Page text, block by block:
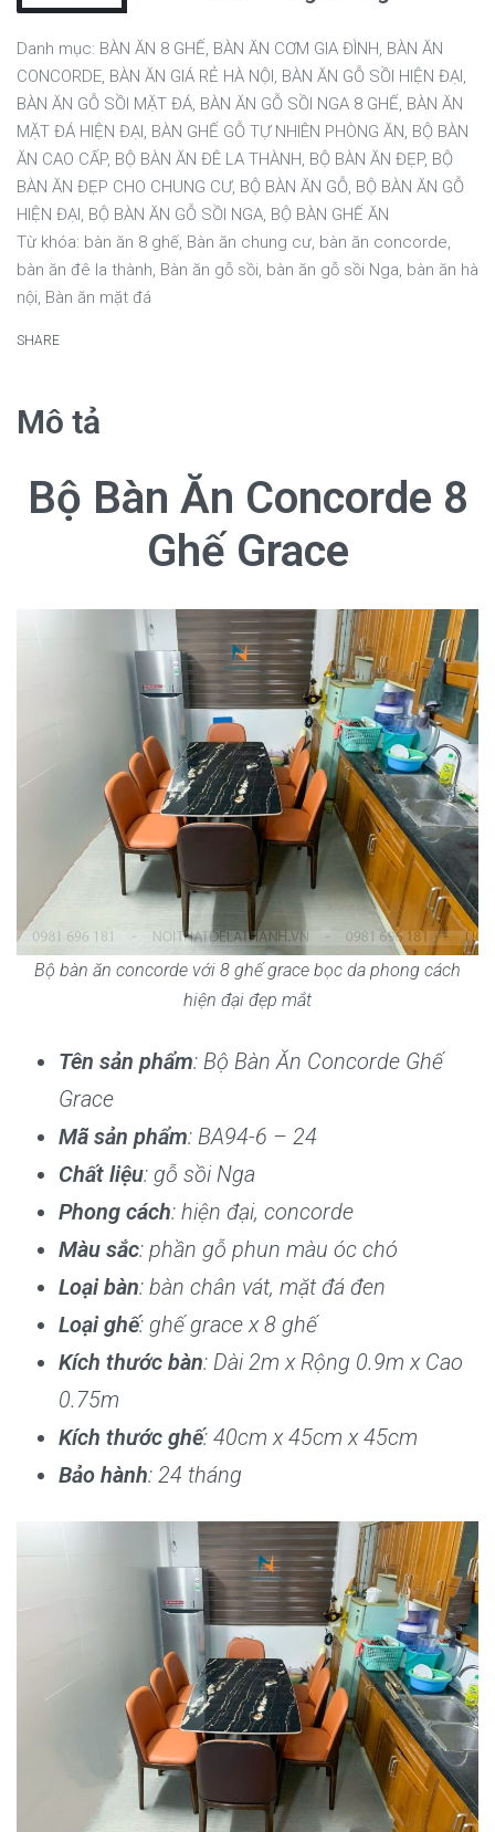
Danh mục: BÀN ĂN 8 GHẾ, BÀN ĂN CƠM GIA ĐÌNH, BÀN ĂN
CONCORDE, BÀN ĂN GIÁ RẺ HÀ NỘI, BÀN ĂN GỖ SỒI HIỆN ĐẠI,
BÀN ĂN GỖ SỒI MẶT ĐÁ, BÀN ĂN GỖ SỒI NGA 8 GHẾ, BÀN ĂN
MẶT ĐÁ HIỆN ĐẠI, BÀN GHẾ GỖ TỰ NHIÊN PHÒNG ĂN, BỘ BÀN
ĂN CAO CẤP, BỘ BÀN ĂN ĐÊ LA THÀNH, BỘ BÀN ĂN ĐẸP, BỘ
BÀN ĂN ĐẸP CHO CHUNG CƯ, BỘ BÀN ĂN GỖ, BỘ BÀN ĂN GỖ
HIỆN ĐẠI, BỘ BÀN ĂN GỖ SỒI NGA, BỘ BÀN GHẾ ĂN
Từ khóa: bàn ăn 8 ghế, Bàn ăn chung cư, bàn ăn concorde,
bàn ăn đê la thành, Bàn ăn gỗ sồi, bàn ăn gỗ sồi Nga, bàn ăn hà
nội, Bàn ăn mặt đá
SHARE
Mô tả
Bộ Bàn Ăn Concorde 8
Ghế Grace
Bộ bàn ăn concorde với 8 ghế grace bọc da phong cách
hiện đại đẹp mắt
Tên sản phẩm: Bộ Bàn Ăn Concorde Ghế
Grace
Mã sản phẩm: BA94-6 – 24
Chất liệu: gỗ sồi Nga
Phong cách: hiện đại, concorde
Màu sắc: phần gỗ phun màu óc chó
Loại bàn: bàn chân vát, mặt đá đen
Loại ghế: ghế grace x 8 ghế
Kích thước bàn: Dài 2m x Rộng 0.9m x Cao
0.75m
Kích thước ghế: 40cm x 45cm x 45cm
Bảo hành: 24 tháng